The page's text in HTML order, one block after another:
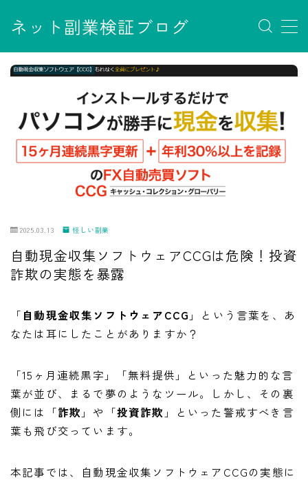
ネット副業検証ブログ
MENU
お問い合わせ
デモプリセット記事 #7
デモプリセット記事 Part07
フロントページ
プライバシーポリシー
免責事項
利用規約／特定商取引法に基づく表記
有料記事の決済完了ページ
2025.03.13 怪しい副業
自動現金収集ソフトウェアCCGは危険！投資
詐欺の実態を暴露
「 自動現金収集ソフトウェアCCG 」という言葉を、あ
なたは耳にしたことがありますか？
「15ヶ月連続黒字」「無料提供」といった魅力的な言
葉が並び、まるで夢のようなツール。しかし、その裏
側には「詐欺 」や「投資詐欺 」といった警戒すべき言
葉も飛び交っています。
本記事では、自動現金収集ソフトウェアCCGの実態に